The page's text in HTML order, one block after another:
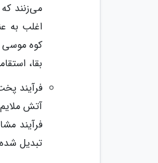
می‌زنند
اغلب به
بقا،
فرآیند
فرآیند
تبدیل